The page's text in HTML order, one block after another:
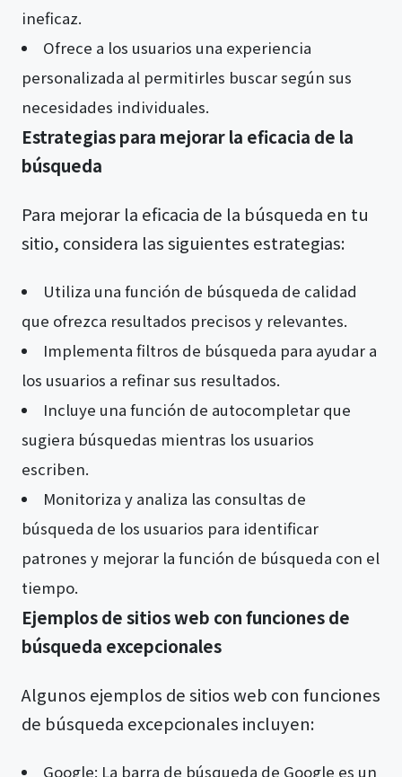
ineficaz.
Ofrece a los usuarios una experiencia
personalizada al permitirles buscar según sus
necesidades individuales.
Estrategias para mejorar la eficacia de la
búsqueda
Para mejorar la eficacia de la búsqueda en tu
sitio, considera las siguientes estrategias:
Utiliza una función de búsqueda de calidad
que ofrezca resultados precisos y relevantes.
Implementa filtros de búsqueda para ayudar a
los usuarios a refinar sus resultados.
Incluye una función de autocompletar que
sugiera búsquedas mientras los usuarios
escriben.
Monitoriza y analiza las consultas de
búsqueda de los usuarios para identificar
patrones y mejorar la función de búsqueda con el
tiempo.
Ejemplos de sitios web con funciones de
búsqueda excepcionales
Algunos ejemplos de sitios web con funciones
de búsqueda excepcionales incluyen:
Google: La barra de búsqueda de Google es un